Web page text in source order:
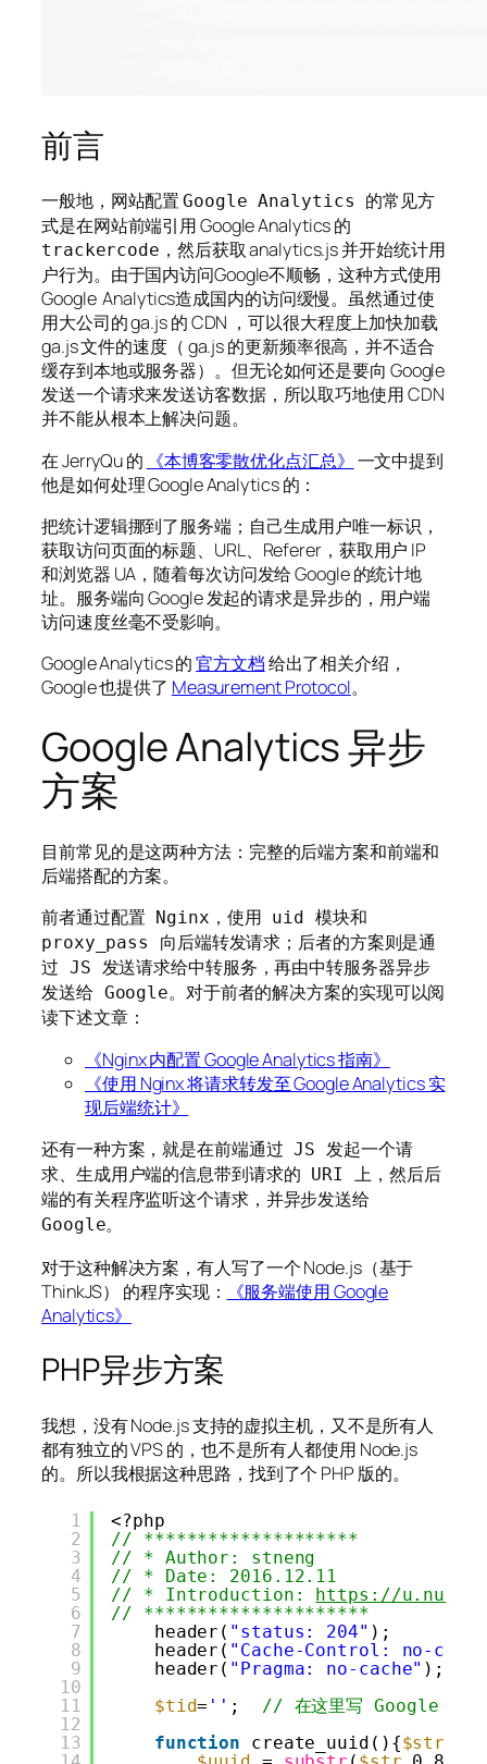
前言
一般地，网站配置Google An­a­lyt­ics 的常见方
式是在网站前端引用 Google Analytics 的
trackercode ，然后获取 analytics.js 并开始统计用
户行为。由于国内访问Google不顺畅，这种方式使用
Google Analytics造成国内的访问缓慢。虽然通过使
用大公司的 ga.js 的 CDN ，可以很大程度上加快加载
ga.js 文件的速度（ ga.js 的更新频率很高，并不适合
缓存到本地或服务器）。但无论如何还是要向 Google
发送一个请求来发送访客数据，所以取巧地使用 CDN
并不能从根本上解决问题。
在 JerryQu 的 《本博客零散优化点汇总》 一文中提到
他是如何处理 Google Analytics 的：
把统计逻辑挪到了服务端；自己生成用户唯一标识，
获取访问页面的标题、URL、Referer，获取用户 IP
和浏览器 UA，随着每次访问发给 Google 的统计地
址。服务端向 Google 发起的请求是异步的，用户端
访问速度丝毫不受影响。
Google Analytics 的官方文档给出了相关介绍，
Google 也提供了 Measurement Protocol。
Google Analytics 异步
方案
目前常见的是这两种方法：完整的后端方案和前端和
后端搭配的方案。
前者通过配置 Nginx，使用 uid 模块和
proxy_pass 向后端转发请求；后者的方案则是通
过 JS 发送请求给中转服务，再由中转服务器异步
发送给 Google。对于前者的解决方案的实现可以阅
读下述文章：
《Ng­inx 内配置 Google An­a­lyt­ics 指南》
《使用 Nginx 将请求转发至 Google Analytics 实
现后端统计》
还有一种方案，就是在前端通过 JS 发起一个请
求、生成用户端的信息带到请求的 URI 上，然后后
端的有关程序监听这个请求，并异步发送给
Google。
对于这种解决方案，有人写了一个 Node.js（基于
ThinkJS） 的程序实现：
《服务端使用 Google
Analytics》
PHP异步方案
我想，没有 Node.js 支持的虚拟主机，又不是所有人
都有独立的 VPS 的，也不是所有人都使用 Node.js
的。所以我根据这种思路，找到了个 PHP 版的。
1
2
3
4
5
6
7
8
9
10
11
12
13
<?php
// ********************
// * Author: stneng
// * Date: 2016.12.11
// * Introduction:
https://u.nu/ytq
// *********************
header( "status: 204" );
header( "Cache-Control: no-
header( "Pragma: no-cache" );
$tid= '' ; // 在这里写 Google
function
create_uuid(){$str